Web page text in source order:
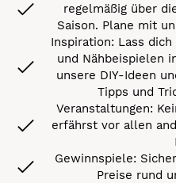
regelmäßig über
Saison. Plane mit
Inspiration: Lass
und Nähbeispielen
unsere DIY-Ideen
Tipps und
Veranstaltungen:
erfährst vor allen
Gewinnspiele:
Preise rund